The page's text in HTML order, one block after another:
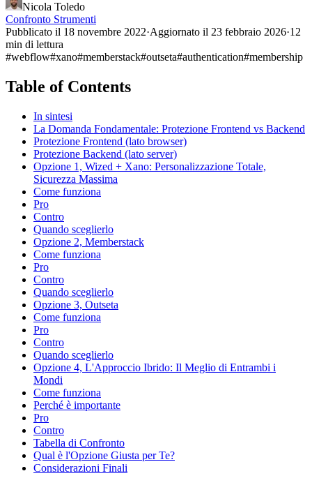
Nicola Toledo
Confronto Strumenti
Pubblicato il 18 novembre 2022·Aggiornato il 23 febbraio 2026·12
min di lettura
#webflow#xano#memberstack#outseta#authentication#membership
Table of Contents
In sintesi
La Domanda Fondamentale: Protezione Frontend vs Backend
Protezione Frontend (lato browser)
Protezione Backend (lato server)
Opzione 1, Wized + Xano: Personalizzazione Totale,
Sicurezza Massima
Come funziona
Pro
Contro
Quando sceglierlo
Opzione 2, Memberstack
Come funziona
Pro
Contro
Quando sceglierlo
Opzione 3, Outseta
Come funziona
Pro
Contro
Quando sceglierlo
Opzione 4, L'Approccio Ibrido: Il Meglio di Entrambi i
Mondi
Come funziona
Perché è importante
Pro
Contro
Tabella di Confronto
Qual è l'Opzione Giusta per Te?
Considerazioni Finali